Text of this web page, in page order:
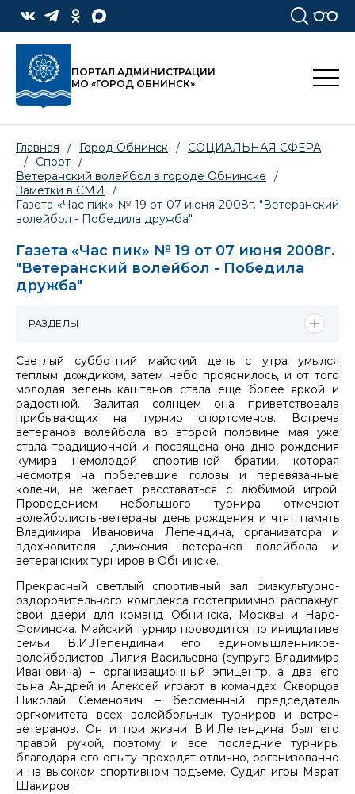
ПОРТАЛ АДМИНИСТРАЦИИ
МО «ГОРОД ОБНИНСК»
Главная / Город Обнинск /
СОЦИАЛЬНАЯ СФЕРА
/
Спорт /
Ветеранский волейбол в городе Обнинске
/
Заметки в СМИ
/
Газета «Час пик» № 19 от 07 июня 2008г. "Ветеранский
волейбол - Победила дружба"
Газета «Час пик» № 19 от 07 июня 2008г.
"Ветеранский волейбол - Победила
дружба"
Светлый субботний майский день с утра умылся
теплым дождиком, затем небо прояснилось, и от того
молодая зелень каштанов стала еще более яркой и
радостной. Залитая солнцем она приветствовала
прибывающих на турнир спортсменов. Встреча
ветеранов волейбола во второй половине мая уже
стала традиционной и посвящена она дню рождения
кумира немолодой спортивной братии, которая
несмотря на побелевшие головы и перевязанные
колени, не желает расставаться с любимой игрой.
Проведением небольшого турнира отмечают
волейболисты-ветераны день рождения и чтят память
Владимира Ивановича Лепендина, организатора и
вдохновителя движения ветеранов волейбола и
ветеранских турниров в Обнинске.
Прекрасный светлый спортивный зал физкультурно-
оздоровительного комплекса гостеприимно распахнул
свои двери для команд Обнинска, Москвы и Наро-
Фоминска. Майский турнир проводится по инициативе
семьи В.И.Лепендинаи его единомышленников-
волейболистов. Лилия Васильевна (супруга Владимира
Ивановича) – организационный эпицентр, а два его
сына Андрей и Алексей играют в командах. Скворцов
Николай Семенович – бессменный председатель
оргкомитета всех волейбольных турниров и встреч
ветеранов. Он и при жизни В.И.Лепендина был его
правой рукой, поэтому и все последние турниры
благодаря его опыту проходят отлично, организованно
и на высоком спортивном подъеме. Судил игры Марат
Шакиров.
РАЗДЕЛЫ